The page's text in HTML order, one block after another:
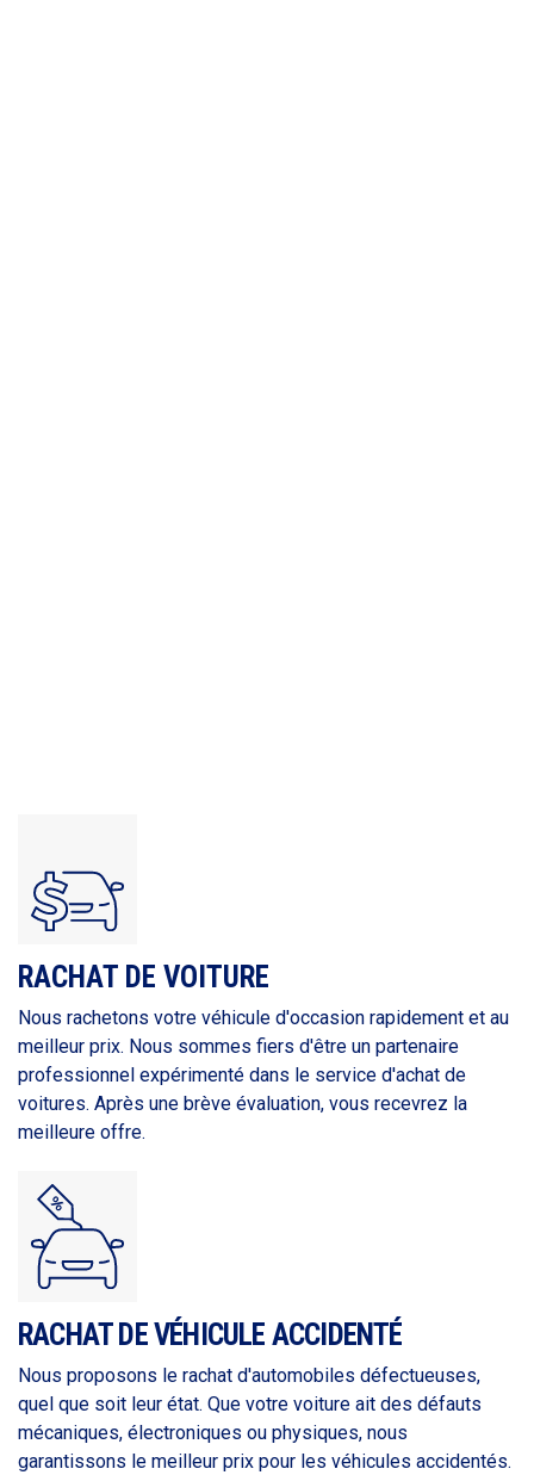
RACHAT DE VOITURE
Nous rachetons votre véhicule d'occasion rapidement et au
meilleur prix. Nous sommes fiers d'être un partenaire
professionnel expérimenté dans le service d'achat de
voitures. Après une brève évaluation, vous recevrez la
meilleure offre.
RACHAT DE VÉHICULE ACCIDENTÉ
Nous proposons le rachat d'automobiles défectueuses,
quel que soit leur état. Que votre voiture ait des défauts
mécaniques, électroniques ou physiques, nous
garantissons le meilleur prix pour les véhicules accidentés.